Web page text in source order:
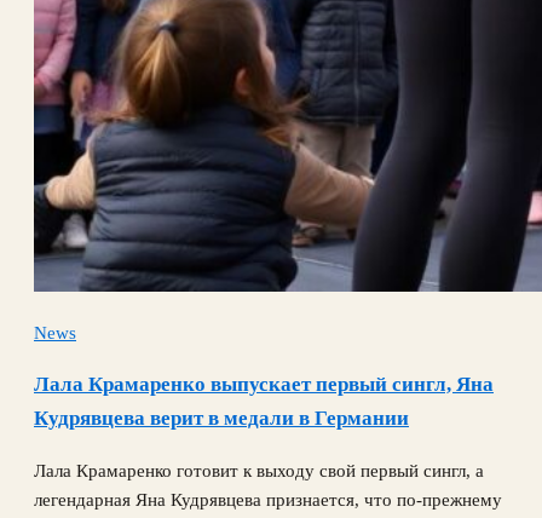
News
Лала Крамаренко выпускает первый сингл, Яна
Кудрявцева верит в медали в Германии
Лала Крамаренко готовит к выходу свой первый сингл, а
легендарная Яна Кудрявцева признается, что по-прежнему